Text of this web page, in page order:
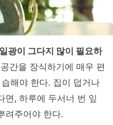
일광이 그다지 많이 필요하
간을 장식하기에 매우 편
해야 한다. 집이 덥거나
면, 하루에 두서너 번 잎
려주어야 한다.